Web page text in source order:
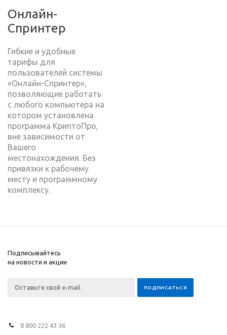
Онлайн-
Спринтер
Гибкие и удобные
тарифы для
пользователей системы
«Онлайн-Спринтер»,
позволяющие работать
с любого компьютера на
котором установлена
программа КриптоПро,
вне зависимости от
Вашего
местонахождения. Без
привязки к рабочему
месту и программному
комплексу.
Подписывайтесь
на новости и акции
8 800 222 43 36